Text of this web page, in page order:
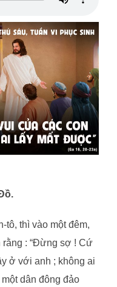
ồ.
tô, thì vào một đêm,
rằng : “Đừng sợ ! Cứ
ở với anh ; không ai
dân đông đảo